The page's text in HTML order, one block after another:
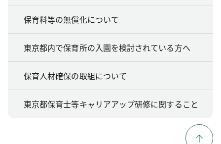
保育料等の無償化について
東京都内で保育所の入園を検討されている方へ
保育人材確保の取組について
東京都保育士等キャリアアップ研修に関すること